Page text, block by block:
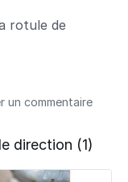
rotule de
un commentaire
direction (1)